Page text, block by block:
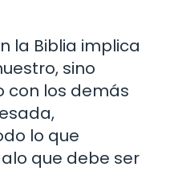
la Biblia implica
sino
los demás
lo que
que debe ser